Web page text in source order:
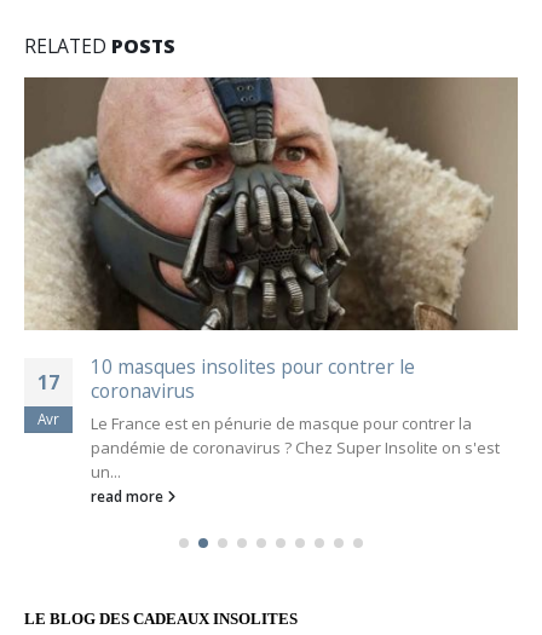
RELATED POSTS
17
Avr
10 masques insolites pour contrer le
coronavirus
Le France est en pénurie de masque pour contrer la
pandémie de coronavirus ? Chez Super Insolite on s'est
un...
read more
LE BLOG DES CADEAUX INSOLITES